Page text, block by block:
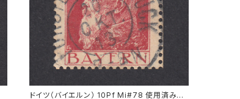
ドイツ（バイエルン） 10Pf Mi#78 使用済み切